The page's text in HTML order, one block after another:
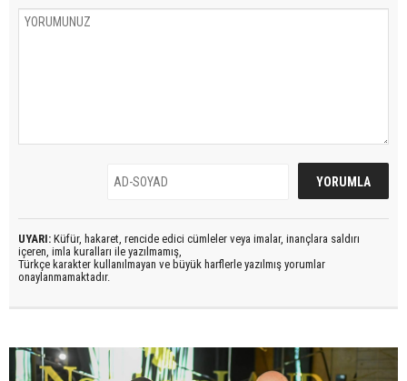
UYARI: Küfür, hakaret, rencide edici cümleler veya imalar, inançlara saldırı
içeren, imla kuralları ile yazılmamış,
Türkçe karakter kullanılmayan ve büyük harflerle yazılmış yorumlar
onaylanmamaktadır.